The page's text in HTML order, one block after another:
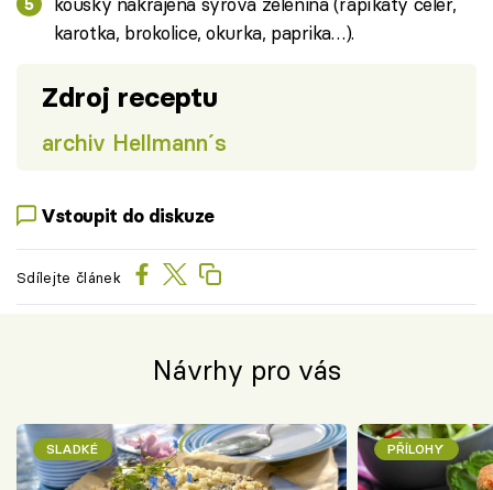
karotka, brokolice, okurka, paprika…).
Zdroj receptu
archiv Hellmann´s
Vstoupit do diskuze
Sdílejte článek
Návrhy pro vás
SLADKÉ PŘÍLOHY